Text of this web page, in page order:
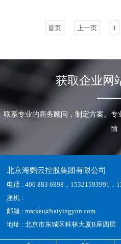
首页 上一页 1
获取企业网
联系专业的商务顾问，制定方案、
情
北京海鹦云控股集团有限公司
电话 : 400 883 6898，15321593991，
座机 :
邮箱 : market@haiyingyun.com
地址 : 北京市东城区科林大厦B座四层